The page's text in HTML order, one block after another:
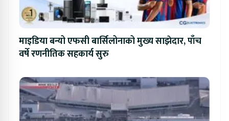
माइडिया बन्यो एफसी बार्सिलोनाको मुख्य साझेदार, पाँच
वर्षे रणनीतिक सहकार्य सुरु